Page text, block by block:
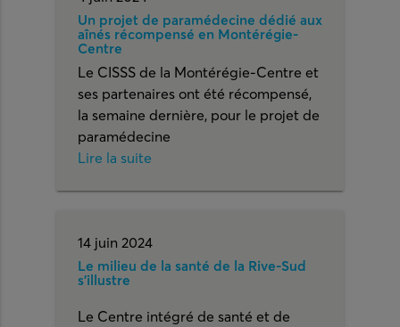
Un projet de paramédecine dédié aux
aînés récompensé en Montérégie-
Centre
Le CISSS de la Montérégie-Centre et
ses partenaires ont été récompensé,
la semaine dernière, pour le projet de
paramédecine
Lire la suite
14 juin 2024
Le milieu de la santé de la Rive-Sud
s’illustre
Le Centre intégré de santé et de